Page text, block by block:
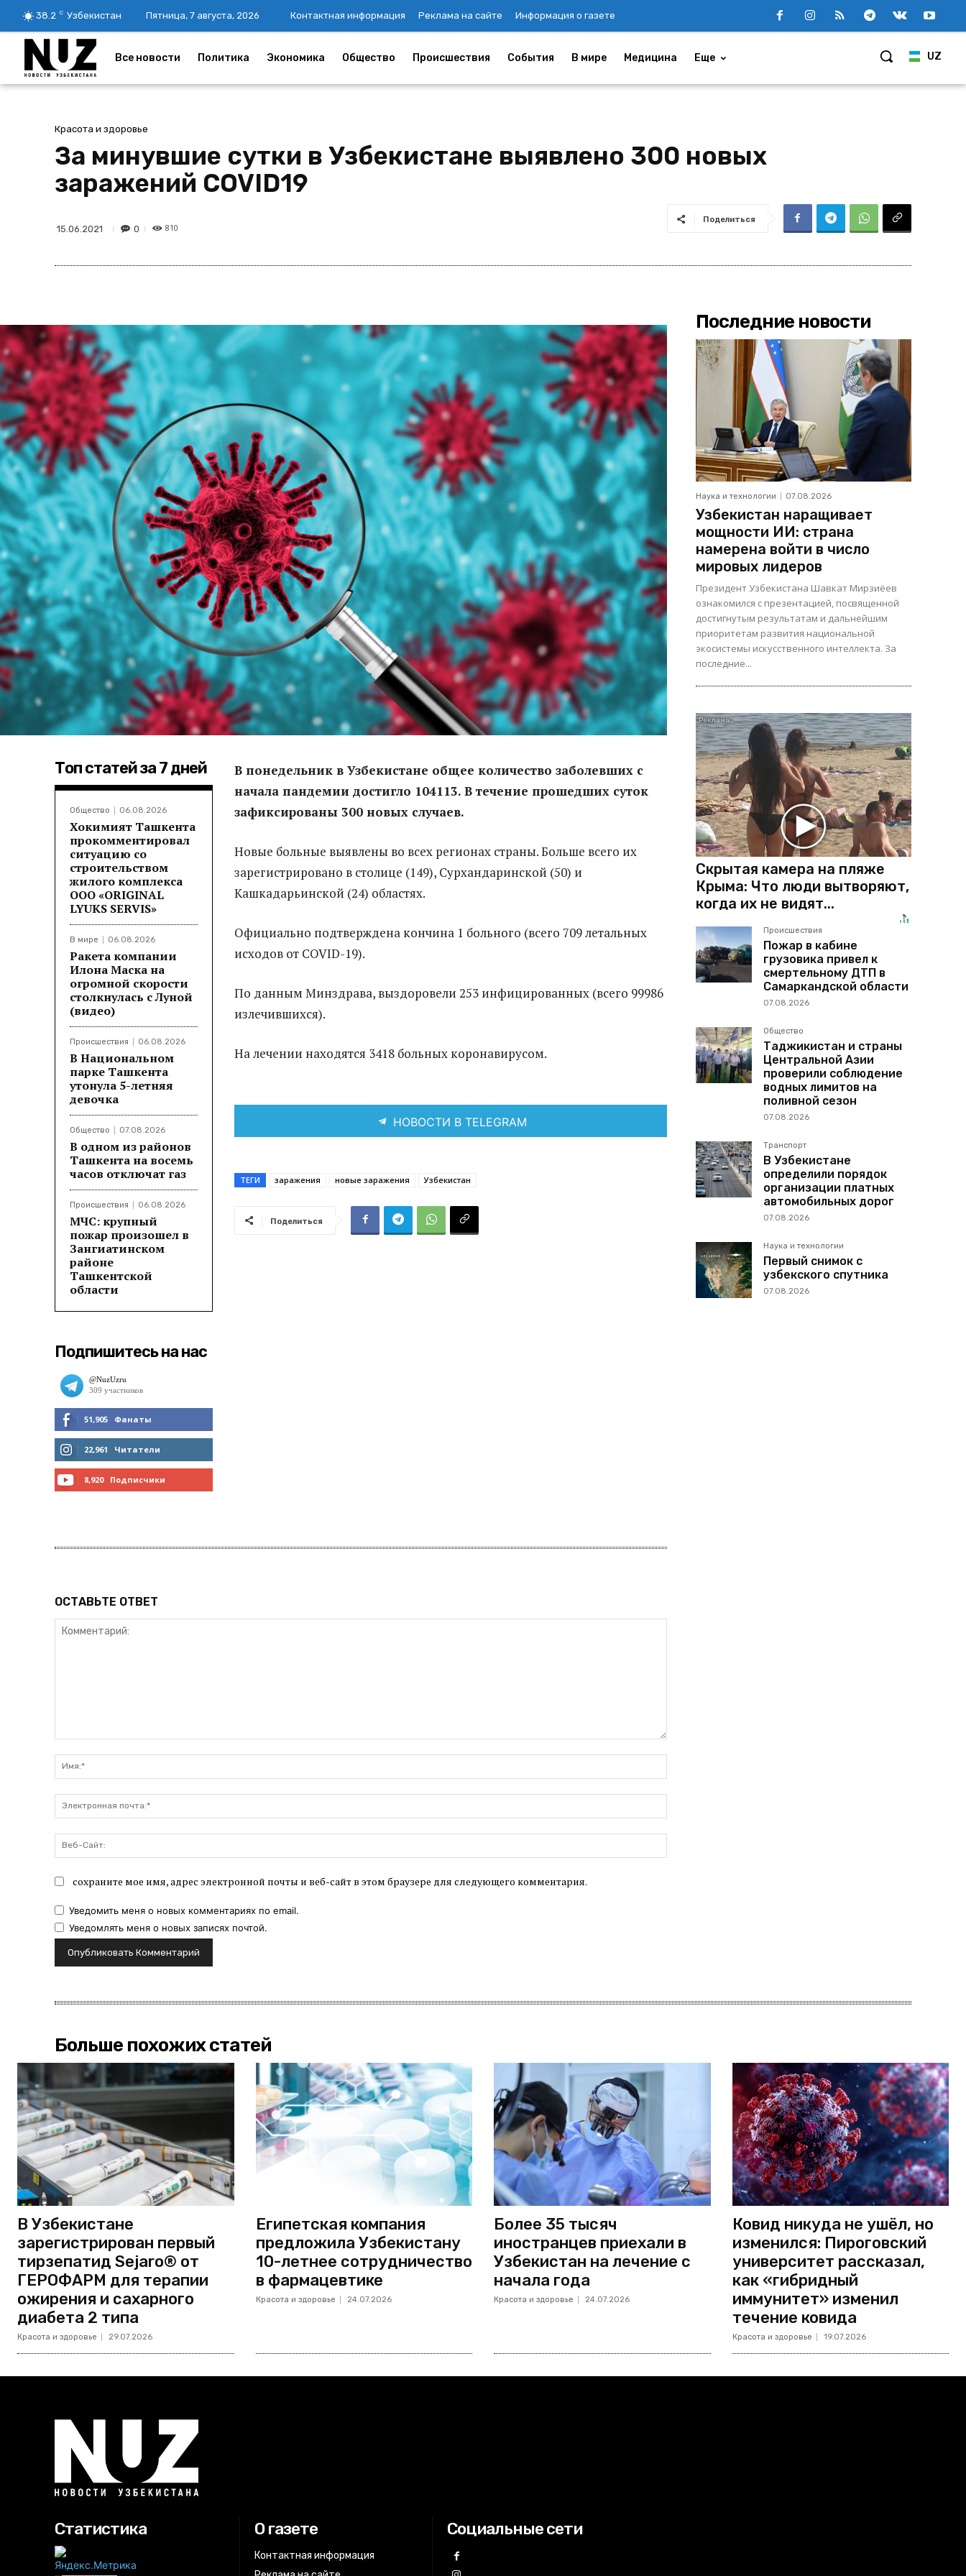
38.2 C Узбекистан Пятница, 7 августа, 2026 Контактная информация Реклама на сайте Информация о газете
UZ
Все новости Политика Экономика Общество Происшествия События В мире Медицина Еще
Красота и здоровье
За минувшие сутки в Узбекистане выявлено 300 новых
заражений COVID19
15.06.2021 0 810
Поделиться
Топ статей за 7 дней
Общество 06.08.2026
Хокимият Ташкента
прокомментировал
ситуацию со
строительством
жилого комплекса
ООО «ORIGINAL
LYUKS SERVIS»
В мире 06.08.2026
Ракета компании
Илона Маска на
огромной скорости
столкнулась с Луной
(видео)
Происшествия 06.08.2026
В Национальном
парке Ташкента
утонула 5-летняя
девочка
Общество 07.08.2026
В одном из районов
Ташкента на восемь
часов отключат газ
Происшествия 06.08.2026
МЧС: крупный
пожар произошел в
Зангиатинском
районе
Ташкентской
области
Подпишитесь на нас
51,905 Фанаты
МНЕ НРАВИТСЯ
22,961 Читатели
8,920 Подписчики
В понедельник в Узбекистане общее количество заболевших с
начала пандемии достигло 104113. В течение прошедших суток
зафиксированы 300 новых случаев.
Новые больные выявлены во всех регионах страны. Больше всего их
зарегистрировано в столице (149), Сурхандаринской (50) и
Кашкадарьинской (24) областях.
Официально подтверждена кончина 1 больного (всего 709 летальных
исходов от COVID-19).
По данным Минздрава, выздоровели 253 инфицированных (всего 99986
излечившихся).
На лечении находятся 3418 больных коронавирусом.
НОВОСТИ В TELEGRAM
ТЕГИ заражения новые заражения Узбекистан
Поделиться
ОСТАВЬТЕ ОТВЕТ
почта:*
Сайт:
сохраните мое имя, адрес электронной почты и веб-сайт в этом браузере для следующего комментария.
Уведомить меня о новых комментариях по email.
Уведомлять меня о новых записях почтой.
Последние новости
Наука и технологии 07.08.2026
Узбекистан наращивает
мощности ИИ: страна
намерена войти в число
мировых лидеров
Президент Узбекистана Шавкат Мирзиёев
ознакомился с презентацией, посвященной
достигнутым результатам и дальнейшим
приоритетам развития национальной
экосистемы искусственного интеллекта. За
последние...
Скрытая камера на пляже
Крыма: Что люди вытворяют,
когда их не видят...
Происшествия
Пожар в кабине
грузовика привел к
смертельному ДТП в
Самаркандской области
07.08.2026
Общество
Таджикистан и страны
Центральной Азии
проверили соблюдение
водных лимитов на
поливной сезон
07.08.2026
Транспорт
В Узбекистане
определили порядок
организации платных
автомобильных дорог
07.08.2026
Наука и технологии
Первый снимок с
узбекского спутника
07.08.2026
Больше похожих статей
В Узбекистане
зарегистрирован первый
тирзепатид Sejaro® от
ГЕРОФАРМ для терапии
ожирения и сахарного
диабета 2 типа
Красота и здоровье 29.07.2026
Египетская компания
предложила Узбекистану
10-летнее сотрудничество
в фармацевтике
Красота и здоровье 24.07.2026
Более 35 тысяч
иностранцев приехали в
Узбекистан на лечение с
начала года
Красота и здоровье 24.07.2026
Ковид никуда не ушёл, но
изменился: Пироговский
университет рассказал,
как «гибридный
иммунитет» изменил
течение ковида
Красота и здоровье 19.07.2026
Статистика О газете
Контактная информация
Социальные сети